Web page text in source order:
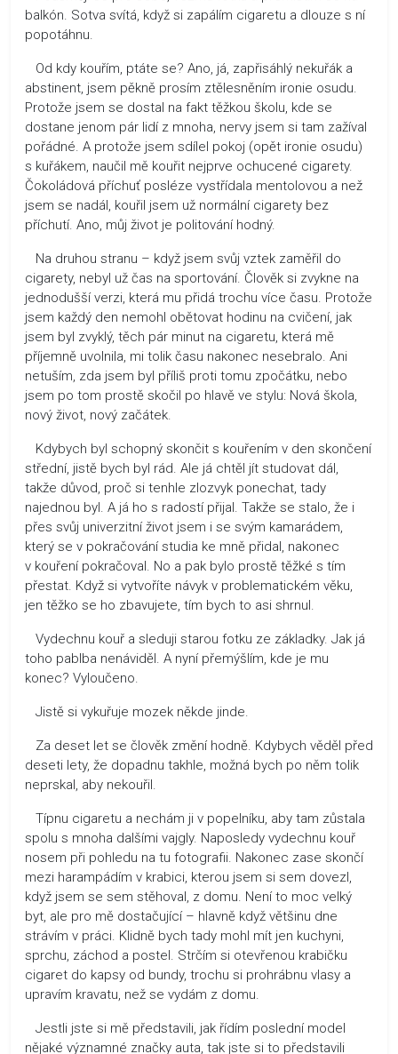
balkón. Sotva svítá, když si zapálím cigaretu a dlouze s ní
popotáhnu.
Od kdy kouřím, ptáte se? Ano, já, zapřisáhlý nekuřák a
abstinent, jsem pěkně prosím ztělesněním ironie osudu.
Protože jsem se dostal na fakt těžkou školu, kde se
dostane jenom pár lidí z mnoha, nervy jsem si tam zažíval
pořádné. A protože jsem sdílel pokoj (opět ironie osudu)
s kuřákem, naučil mě kouřit nejprve ochucené cigarety.
Čokoládová příchuť posléze vystřídala mentolovou a než
jsem se nadál, kouřil jsem už normální cigarety bez
příchutí. Ano, můj život je politování hodný.
Na druhou stranu – když jsem svůj vztek zaměřil do
cigarety, nebyl už čas na sportování. Člověk si zvykne na
jednodušší verzi, která mu přidá trochu více času. Protože
jsem každý den nemohl obětovat hodinu na cvičení, jak
jsem byl zvyklý, těch pár minut na cigaretu, která mě
příjemně uvolnila, mi tolik času nakonec nesebralo. Ani
netuším, zda jsem byl příliš proti tomu zpočátku, nebo
jsem po tom prostě skočil po hlavě ve stylu: Nová škola,
nový život, nový začátek.
Kdybych byl schopný skončit s kouřením v den skončení
střední, jistě bych byl rád. Ale já chtěl jít studovat dál,
takže důvod, proč si tenhle zlozvyk ponechat, tady
najednou byl. A já ho s radostí přijal. Takže se stalo, že i
přes svůj univerzitní život jsem i se svým kamarádem,
který se v pokračování studia ke mně přidal, nakonec
v kouření pokračoval. No a pak bylo prostě těžké s tím
přestat. Když si vytvoříte návyk v problematickém věku,
jen těžko se ho zbavujete, tím bych to asi shrnul.
Vydechnu kouř a sleduji starou fotku ze základky. Jak já
toho pablba nenáviděl. A nyní přemýšlím, kde je mu
konec? Vyloučeno.
Jistě si vykuřuje mozek někde jinde.
Za deset let se člověk změní hodně. Kdybych věděl před
deseti lety, že dopadnu takhle, možná bych po něm tolik
neprskal, aby nekouřil.
Típnu cigaretu a nechám ji v popelníku, aby tam zůstala
spolu s mnoha dalšími vajgly. Naposledy vydechnu kouř
nosem při pohledu na tu fotografii. Nakonec zase skončí
mezi harampádím v krabici, kterou jsem si sem dovezl,
když jsem se sem stěhoval, z domu. Není to moc velký
byt, ale pro mě dostačující – hlavně když většinu dne
strávím v práci. Klidně bych tady mohl mít jen kuchyni,
sprchu, záchod a postel. Strčím si otevřenou krabičku
cigaret do kapsy od bundy, trochu si prohrábnu vlasy a
upravím kravatu, než se vydám z domu.
Jestli jste si mě představili, jak řídím poslední model
nějaké významné značky auta, tak jste si to představili